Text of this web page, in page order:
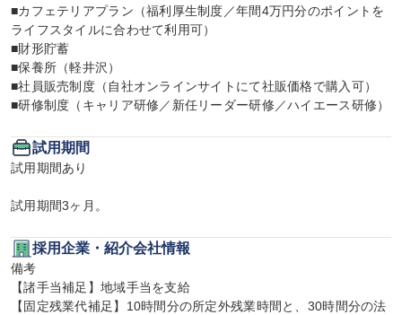
■カフェテリアプラン（福利厚生制度／年間4万円分のポイントを
ライフスタイルに合わせて利用可）
■財形貯蓄
■保養所（軽井沢）
■社員販売制度（自社オンラインサイトにて社販価格で購入可）
■研修制度（キャリア研修／新任リーダー研修／ハイエース研修）
試用期間
試用期間あり
試用期間3ヶ月。
採用企業・紹介会社情報
備考
【諸手当補足】地域手当を支給
【固定残業代補足】10時間分の所定外残業時間と、30時間分の法